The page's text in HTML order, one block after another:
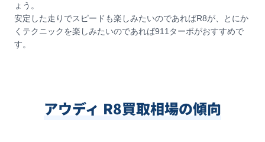
ょう。
安定した走りでスピードも楽しみたいのであればR8が、とにか
くテクニックを楽しみたいのであれば911ターボがおすすめで
す。
アウディ R8買取相場の傾向